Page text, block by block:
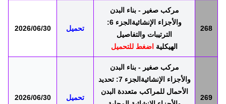
268
مركب صغير - بناء البدن
والأجزاء الإنشائيةالجزء 6:
الترتيبات والتفاصيل
الهيكلية اضغط للتحميل
تحميل 2026/06/30
269
مركب صغير - بناء البدن
والأجزاء الإنشائيةالجزء 7: تحديد
الأحمال للمراكب متعددة البدن
تحميل 2026/06/30